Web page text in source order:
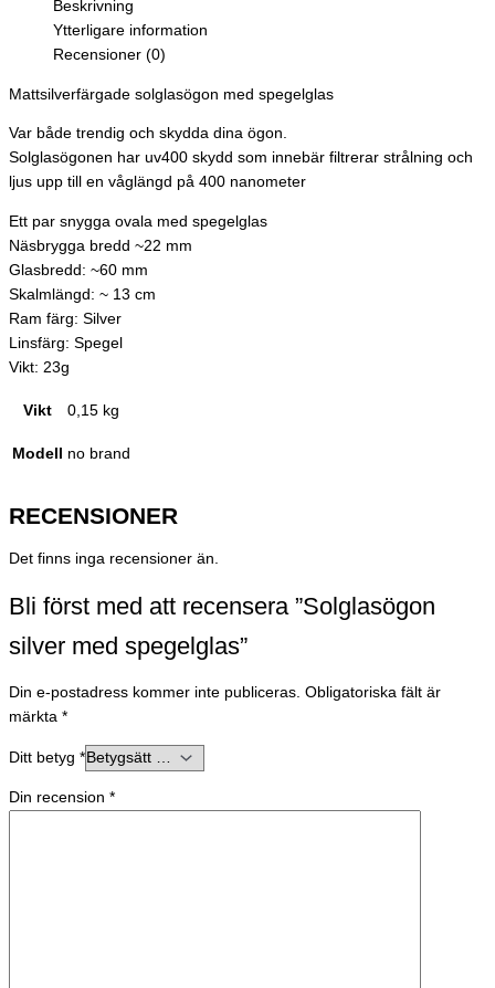
Beskrivning
Ytterligare information
Recensioner (0)
Mattsilverfärgade solglasögon med spegelglas
Var både trendig och skydda dina ögon.
Solglasögonen har uv400 skydd som innebär filtrerar strålning och
ljus upp till en våglängd på 400 nanometer
Ett par snygga ovala med spegelglas
Näsbrygga bredd ~22 mm
Glasbredd: ~60 mm
Skalmlängd: ~ 13 cm
Ram färg: Silver
Linsfärg: Spegel
Vikt: 23g
Vikt 0,15 kg
Modell no brand
RECENSIONER
Det finns inga recensioner än.
Bli först med att recensera ”Solglasögon
silver med spegelglas”
Din e-postadress kommer inte publiceras. Obligatoriska fält är
märkta *
Ditt betyg *
Din recension *